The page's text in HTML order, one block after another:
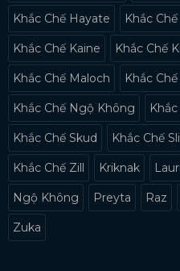
Khắc Chế Hayate Khắc
Khắc Chế Kaine Khắc Chế
Khắc Chế Maloch Khắc
Khắc Chế Ngộ Không
Khắc Chế Skud Khắc Chế
Khắc Chế Zill Kriknak
Ngộ Không Preyta Raz
Zuka